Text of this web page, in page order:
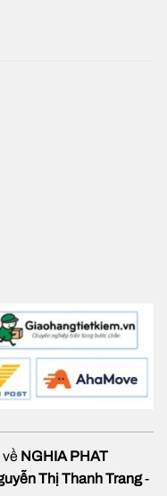
về NGHIA PHAT
Thị Thanh Trang-